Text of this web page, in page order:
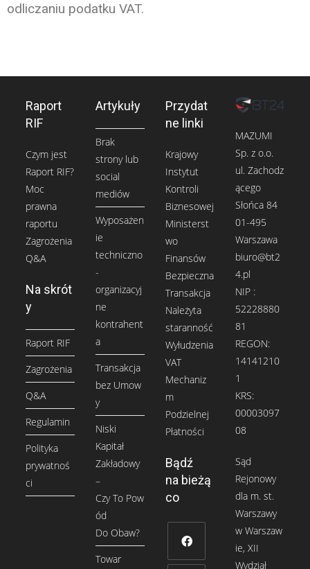
odliczaniu podatku VAT.
Raport
RIF
Czym jest
Raport RIF?
Moc
prawna
raportu
Zagrożenia
Q&A
Na skrót
y
Raport RIF
Zagrożenia
Q&A
Regulamin
Polityka
prywatnoś
ci
Artykuły
Brak
strony lub
social
mediów
Wyposażen
ie
techniczno
-
organizacyj
ne
kontrahent
a
Transakcja
bez Umow
y
Niski
Kapitał
Zakładowy
–
Czy To Pow
ód
Do Obaw?
Towar
Przydat
ne linki
Krajowy
Instytut
Kontroli
Biznesowej
Ministerst
wo
Finansów
Bezpieczna
Transakcja
Należyta
staranność
Wyłudzenia
VAT
Mechaniz
m
Podzielnej
Płatności
Bądź
na bieżą
co
MAZUMI
Sp. z o.o.
ul. Zachodz
ącego
Słońca 84
01-495
Warszawa
biuro@bt2
4.pl
NIP :
52228880
81
REGON:
14141210
1
KRS:
00003097
08
Sąd
Rejonowy
dla m. st.
Warszawy
w Warszaw
ie, XII
Wydział